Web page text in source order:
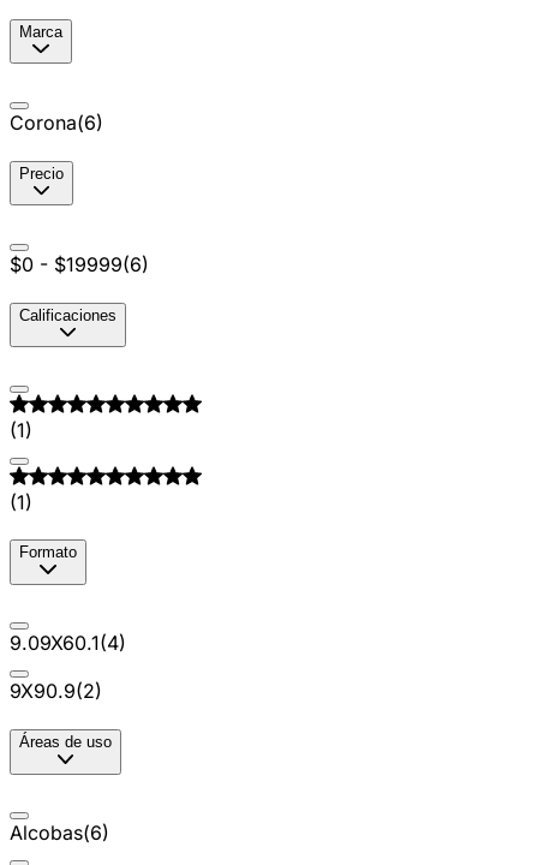
Marca
Corona(6)
Precio
$0 - $19999(6)
Calificaciones
(1)
(1)
Formato
9.09X60.1(4)
9X90.9(2)
Áreas de uso
Alcobas(6)